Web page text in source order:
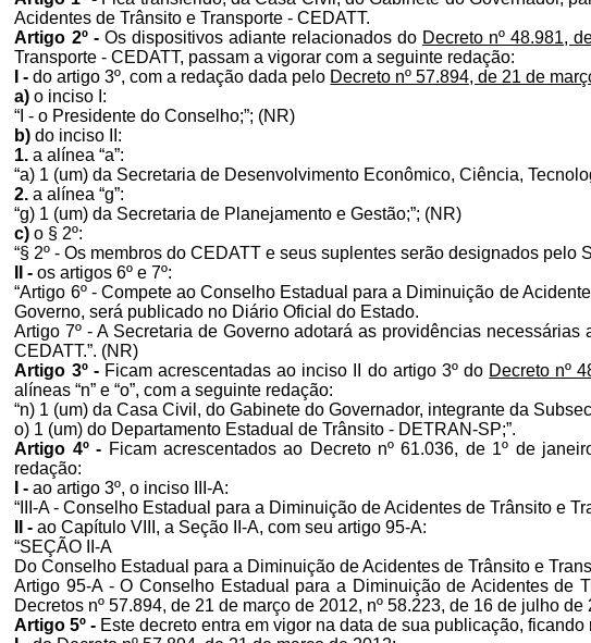
Acidentes de Trânsito e Transporte - CEDATT.
Artigo 2º -Os dispositivos adiante relacionados do Decreto nº 48.981,
Transporte - CEDATT, passam a vigorar com a seguinte redação:
I - do artigo 3º, com a redação dada pelo Decreto nº 57.894, de 21 de
a) o inciso I:
“I - o Presidente do Conselho;”; (NR)
b) do inciso II:
1. a alínea “a”:
“a) 1 (um) da Secretaria de Desenvolvimento Econômico, Ciência,
2. a alínea “g”:
“g) 1 (um) da Secretaria de Planejamento e Gestão;”; (NR)
c) o § 2º:
“§ 2º - Os membros do CEDATT e seus suplentes serão designados
II - os artigos 6º e 7º:
“Artigo 6º - Compete ao Conselho Estadual para a Diminuição de
Governo, será publicado no Diário Oficial do Estado.
Artigo 7º - A Secretaria de Governo adotará as providências
CEDATT.”. (NR)
Artigo 3º -Ficam acrescentadas ao inciso II do artigo 3º do Decreto nº
alíneas “n” e “o”, com a seguinte redação:
“n) 1 (um) da Casa Civil, do Gabinete do Governador, integrante da
o) 1 (um) do Departamento Estadual de Trânsito - DETRAN-SP;”.
Artigo 4º - Ficam acrescentados ao Decreto nº 61.036, de 1º de
redação:
I - ao artigo 3º, o inciso III-A:
“III-A - Conselho Estadual para a Diminuição de Acidentes de Trânsito e
II - ao Capítulo VIII, a Seção II-A, com seu artigo 95-A:
“SEÇÃO II-A
Do Conselho Estadual para a Diminuição de Acidentes de Trânsito e
Artigo 95-A - O Conselho Estadual para a Diminuição de Acidentes de
Decretos nº 57.894, de 21 de março de 2012, nº 58.223, de 16 de julho
Artigo 5º - Este decreto entra em vigor na data de sua publicação,